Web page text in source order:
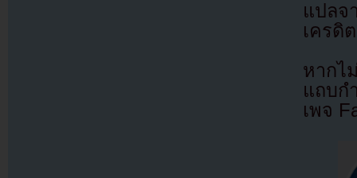
แปล
เครดิ
หากไ
แถบก
เพจ